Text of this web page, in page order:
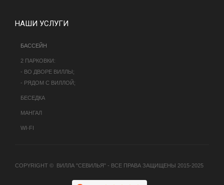
НАШИ УСЛУГИ
БАССЕЙН
2 ПАРКОВКИ:
- ВО ДВОРЕ ВИЛЛЫ;
- РЯДОМ С ВИЛЛОЙ;
БЕСЕДКА
МАНГАЛ
WI-FI
COPYRIGHT © ВИЛЛА "СЕВИЛЬЯ" - ВСЕ ПРАВА ЗАЩИЩЕНЫ 2015-2025